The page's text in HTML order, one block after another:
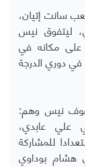
سانت إتيان،
ليتفوق نيس
4-1 ليحافظ على مكانه في
في دوري الدرجة
نيس وهم:
علي عابدي،
للمشاركة
الجزائري هشام بوداوي